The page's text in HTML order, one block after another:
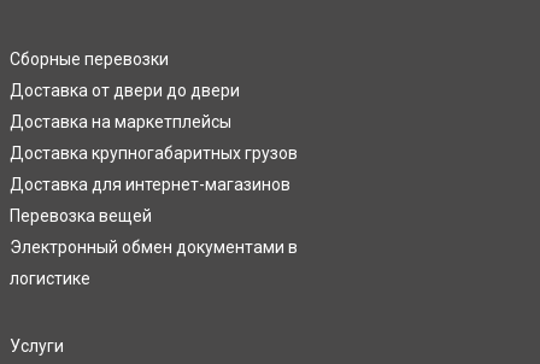
Сборные перевозки
Доставка от двери до двери
Доставка на маркетплейсы
Доставка крупногабаритных грузов
Доставка для интернет-магазинов
Перевозка вещей
Электронный обмен документами в
логистике
Услуги